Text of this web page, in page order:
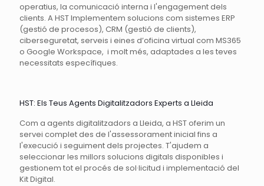
operatius, la comunicació interna i l'engagement dels
clients. A HST Implementem solucions com sistemes ERP
(gestió de procesos), CRM (gestió de clients),
ciberseguretat, serveis i eines d’oficina virtual com MS365
o Google Workspace, i molt més, adaptades a les teves
necessitats específiques.
HST: Els Teus Agents Digitalitzadors Experts a Lleida
Com a agents digitalitzadors a Lleida, a HST oferim un
servei complet des de l'assessorament inicial fins a
l'execució i seguiment dels projectes. T'ajudem a
seleccionar les millors solucions digitals disponibles i
gestionem tot el procés de sol·licitud i implementació del
Kit Digital.